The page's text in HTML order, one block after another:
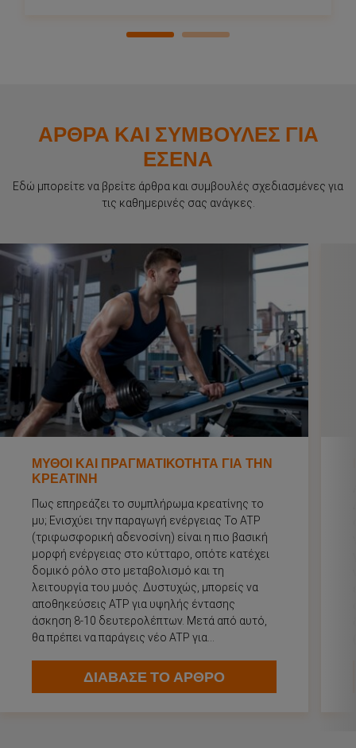
ΑΡΘΡΑ ΚΑΙ ΣΥΜΒΟΥΛΕΣ ΓΙΑ
ΕΣΕΝΑ
Εδώ μπορείτε να βρείτε άρθρα και συμβουλές σχεδιασμένες για
τις καθημερινές σας ανάγκες.
ΜΥΘΟΙ ΚΑΙ ΠΡΑΓΜΑΤΙΚΟΤΗΤΑ ΓΙΑ ΤΗΝ
ΚΡΕΑΤΙΝΗ
Πως επηρεάζει το συμπλήρωμα κρεατίνης το
μυ; Ενισχύει την παραγωγή ενέργειας Το ATP
(τριφωσφορική αδενοσίνη) είναι η πιο βασική
μορφή ενέργειας στο κύτταρο, οπότε κατέχει
δομικό ρόλο στο μεταβολισμό και τη
λειτουργία του μυός. Δυστυχώς, μπορείς να
αποθηκεύσεις ATP για υψηλής έντασης
άσκηση 8-10 δευτερολέπτων. Μετά από αυτό,
θα πρέπει να παράγεις νέο ATP για...
ΔΙΑΒΑΣΕ ΤΟ ΑΡΘΡΟ